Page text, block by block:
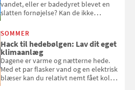
vandet, eller er badedyret blevet en
slatten fornøjelse? Kan de ikke
opmærksom, når du smider
badebassinet eller et badedyr ud
SOMMER
Hack til hedebølgen: Lav dit eget
klimaanlæg
Dagene er varme og nætterne hede.
Med et par flasker vand og en elektrisk
blæser kan du relativt nemt fået koldt